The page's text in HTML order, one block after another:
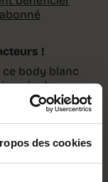
des cookies
!
ce body blanc
de
il
quotidien
originale